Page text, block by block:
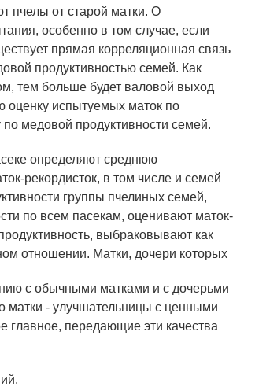
пчелы от старой матки. О
особенно в том случае, если
прямая корреляционная связь
продуктивностью семей. Как
тем больше будет валовой выход
оценку испытуемых маток по
медовой продуктивности семей.
определяют среднюю
рекордисток, в том числе и семей
группы пчелиных семей,
по всем пасекам, оценивают маток-
выбраковывают как
отношении. Матки, дочери которых
с обычными матками и с дочерьми
матки - улучшательницы с ценными
главное, передающие эти качества